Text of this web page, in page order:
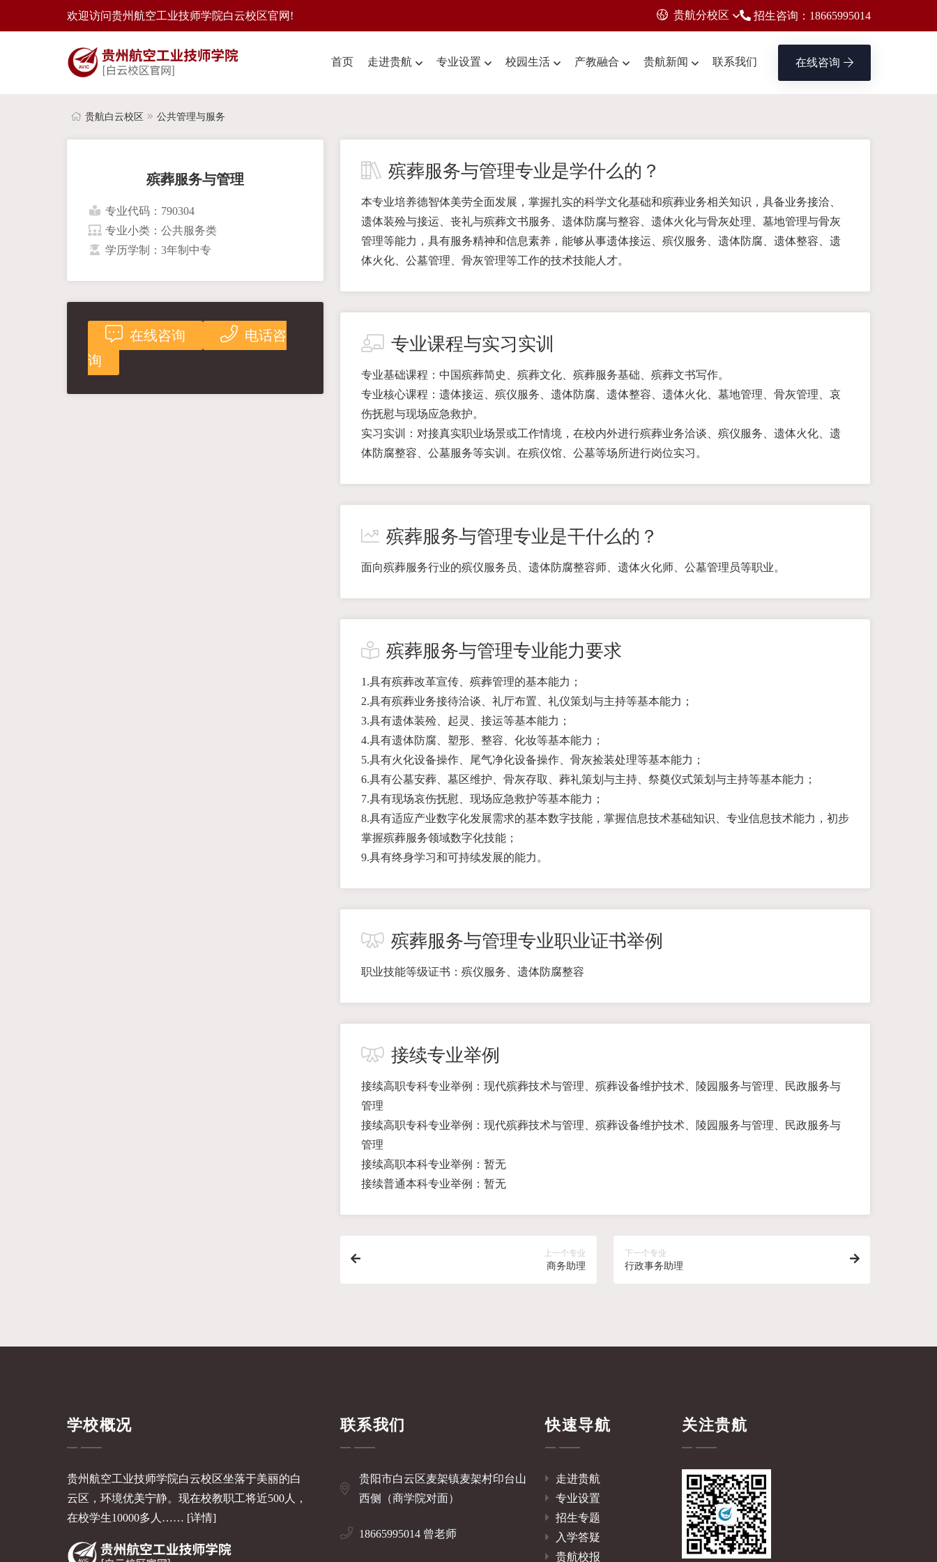
欢迎访问贵州航空工业技师学院白云校区官网! 贵航分校区 招生咨询：18665995014
首页 走进贵航 专业设置 校园生活 产教融合 贵航新闻 联系我们 在线咨询
贵航白云校区 公共管理与服务
殡葬服务与管理
专业代码：790304
专业小类：公共服务类
学历学制：3年制中专
在线咨询
电话咨
询
殡葬服务与管理专业是学什么的？
本专业培养德智体美劳全面发展，掌握扎实的科学文化基础和殡葬业务相关知识，具备业务接洽、
遗体装殓与接运、丧礼与殡葬文书服务、遗体防腐与整容、遗体火化与骨灰处理、墓地管理与骨灰
管理等能力，具有服务精神和信息素养，能够从事遗体接运、殡仪服务、遗体防腐、遗体整容、遗
体火化、公墓管理、骨灰管理等工作的技术技能人才。
专业课程与实习实训
专业基础课程：中国殡葬简史、殡葬文化、殡葬服务基础、殡葬文书写作。
专业核心课程：遗体接运、殡仪服务、遗体防腐、遗体整容、遗体火化、墓地管理、骨灰管理、哀
伤抚慰与现场应急救护。
实习实训：对接真实职业场景或工作情境，在校内外进行殡葬业务洽谈、殡仪服务、遗体火化、遗
体防腐整容、公墓服务等实训。在殡仪馆、公墓等场所进行岗位实习。
殡葬服务与管理专业是干什么的？
面向殡葬服务行业的殡仪服务员、遗体防腐整容师、遗体火化师、公墓管理员等职业。
殡葬服务与管理专业能力要求
1.具有殡葬改革宣传、殡葬管理的基本能力；
2.具有殡葬业务接待洽谈、礼厅布置、礼仪策划与主持等基本能力；
3.具有遗体装殓、起灵、接运等基本能力；
4.具有遗体防腐、塑形、整容、化妆等基本能力；
5.具有火化设备操作、尾气净化设备操作、骨灰捡装处理等基本能力；
6.具有公墓安葬、墓区维护、骨灰存取、葬礼策划与主持、祭奠仪式策划与主持等基本能力；
7.具有现场哀伤抚慰、现场应急救护等基本能力；
8.具有适应产业数字化发展需求的基本数字技能，掌握信息技术基础知识、专业信息技术能力，初步
掌握殡葬服务领域数字化技能；
9.具有终身学习和可持续发展的能力。
殡葬服务与管理专业职业证书举例
职业技能等级证书：殡仪服务、遗体防腐整容
接续专业举例
接续高职专科专业举例：现代殡葬技术与管理、殡葬设备维护技术、陵园服务与管理、民政服务与
管理
接续高职专科专业举例：现代殡葬技术与管理、殡葬设备维护技术、陵园服务与管理、民政服务与
管理
接续高职本科专业举例：暂无
接续普通本科专业举例：暂无
上一个专业
商务助理
下一个专业
行政事务助理
学校概况
贵州航空工业技师学院白云校区坐落于美丽的白
云区，环境优美宁静。现在校教职工将近500人，
在校学生10000多人…… [详情]
联系我们
贵阳市白云区麦架镇麦架村印台山
西侧（商学院对面）
18665995014 曾老师
快速导航
走进贵航
专业设置
招生专题
入学答疑
贵航校报
关注贵航